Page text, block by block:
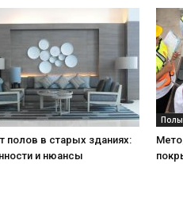
полов в старых зданиях:
и нюансы
Полы